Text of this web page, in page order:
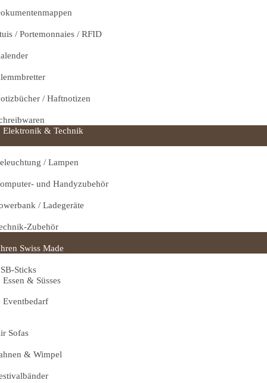
/ Portemonnaies / RFID
/ Haftnotizen
Elektronik & Technik
/ Lampen
und Handyzubehör
/ Ladegeräte
Zubehör
Swiss Made
Sticks
Essen & Süsses
Eventbedarf
Sofas
& Wimpel